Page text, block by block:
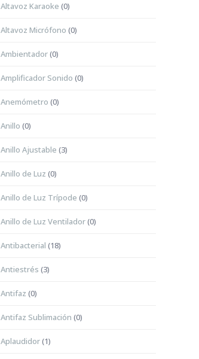
Altavoz Karaoke (0)
Altavoz Micrófono (0)
Ambientador(0)
Amplificador Sonido (0)
Anemómetro (0)
Anillo (0)
Anillo Ajustable (3)
Anillo de Luz (0)
Anillo de Luz Trípode (0)
Anillo de Luz Ventilador(0)
Antibacterial (18)
Antiestrés (3)
Antifaz (0)
Antifaz Sublimación (0)
Aplaudidor(1)